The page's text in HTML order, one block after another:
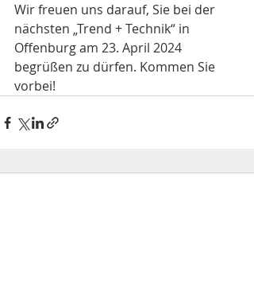
Wir freuen uns darauf, Sie bei der
nächsten „Trend + Technik“ in
Offenburg am 23. April 2024
begrüßen zu dürfen. Kommen Sie
vorbei!